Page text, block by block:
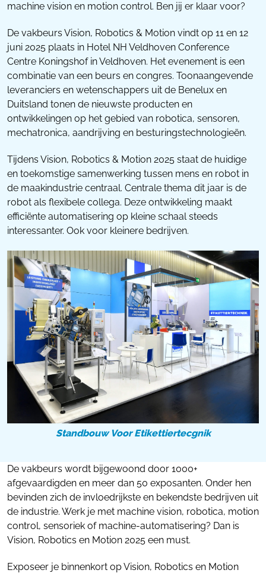
machine vision en motion control. Ben jij er klaar voor?
De vakbeurs Vision, Robotics & Motion vindt op 11 en 12
juni 2025 plaats in Hotel NH Veldhoven Conference
Centre Koningshof in Veldhoven. Het evenement is een
combinatie van een beurs en congres. Toonaangevende
leveranciers en wetenschappers uit de Benelux en
Duitsland tonen de nieuwste producten en
ontwikkelingen op het gebied van robotica, sensoren,
mechatronica, aandrijving en besturingstechnologieën.
Tijdens Vision, Robotics & Motion 2025 staat de huidige
en toekomstige samenwerking tussen mens en robot in
de maakindustrie centraal. Centrale thema dit jaar is de
robot als flexibele collega. Deze ontwikkeling maakt
efficiënte automatisering op kleine schaal steeds
interessanter. Ook voor kleinere bedrijven.
Standbouw Voor Etikettiertecgnik
De vakbeurs wordt bijgewoond door 1000+
afgevaardigden en meer dan 50 exposanten. Onder hen
bevinden zich de invloedrijkste en bekendste bedrijven uit
de industrie. Werk je met machine vision, robotica, motion
control, sensoriek of machine-automatisering? Dan is
Vision, Robotics en Motion 2025 een must.
Exposeer je binnenkort op Vision, Robotics en Motion